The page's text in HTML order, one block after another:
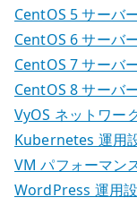
CentOS 5 サーバ
CentOS 6 サーバ
CentOS 7 サーバ
CentOS 8 サーバ
VyOS ネットワー
Kubernetes 運用
VM パフォーマン
WordPress 運用